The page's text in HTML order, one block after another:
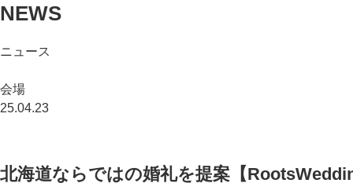
NEWS
ニュース
会場
25.04.23
北海道ならではの婚礼を提案【